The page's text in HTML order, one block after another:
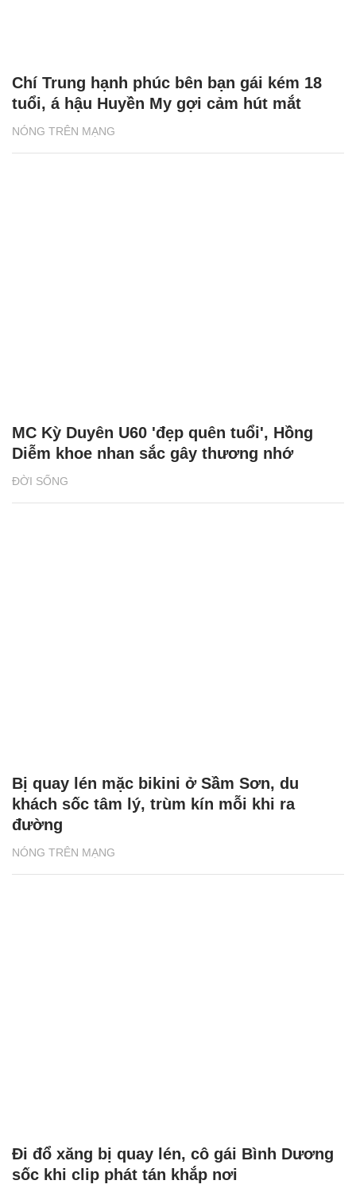
NÓNG TRÊN MẠNG
Chí Trung hạnh phúc bên bạn gái kém 18
tuổi, á hậu Huyền My gợi cảm hút mắt
ĐỜI SỐNG
MC Kỳ Duyên U60 'đẹp quên tuổi', Hồng
Diễm khoe nhan sắc gây thương nhớ
NÓNG TRÊN MẠNG
Bị quay lén mặc bikini ở Sầm Sơn, du
khách sốc tâm lý, trùm kín mỗi khi ra
đường
Đi đổ xăng bị quay lén, cô gái Bình Dương
sốc khi clip phát tán khắp nơi